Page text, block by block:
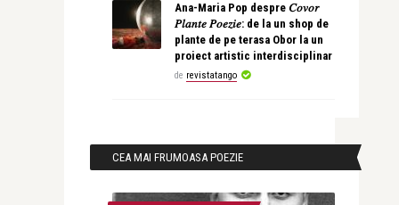
Ana-Maria Pop despre 𝐶𝑜𝑣𝑜𝑟
𝑃𝑙𝑎𝑛𝑡𝑒 𝑃𝑜𝑒𝑧𝑖𝑒: de la un shop de
plante de pe terasa Obor la un
proiect artistic interdisciplinar
de revistatango
CEA MAI FRUMOASA POEZIE